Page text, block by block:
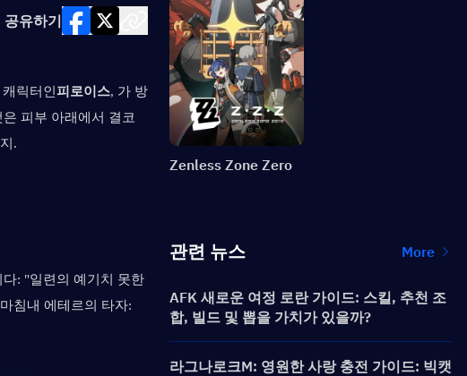
공유하기
릭터인 피로이스, 가 방
피부 아래에서 결코
.
: "일련의 예기치 못한
침내 에테르의 타자:
Zenless Zone Zero
관련 뉴스 More
AFK 새로운 여정 로란 가이드: 스킬, 추천 조
합, 빌드 및 뽑을 가치가 있을까?
라그나로크M: 영원한 사랑 충전 가이드: 빅캣